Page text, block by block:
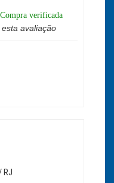
Compra verificada
avaliação
RJ